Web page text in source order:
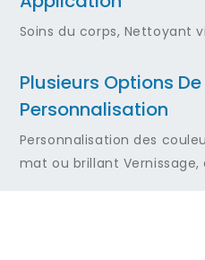
Soins du corps, Nettoyant
Plusieurs Options De
Personnalisation
Personnalisation des
mat ou brillant